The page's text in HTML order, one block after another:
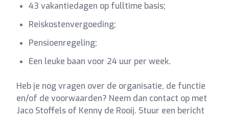
43 vakantiedagen op fulltime basis;
Reiskostenvergoeding;
Pensioenregeling;
Een leuke baan voor 24 uur per week.
Heb je nog vragen over de organisatie, de functie
en/of de voorwaarden? Neem dan contact op met
Jaco Stoffels of Kenny de Rooij. Stuur een bericht